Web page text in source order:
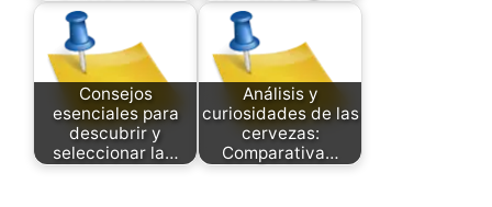
Consejos
esenciales para
descubrir y
seleccionar la…
Análisis y
curiosidades de las
cervezas:
Comparativa…